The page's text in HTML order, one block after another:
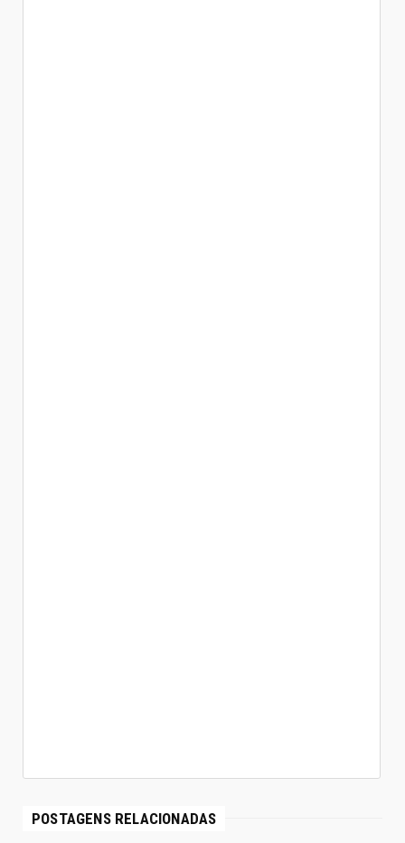
POSTAGENS RELACIONADAS